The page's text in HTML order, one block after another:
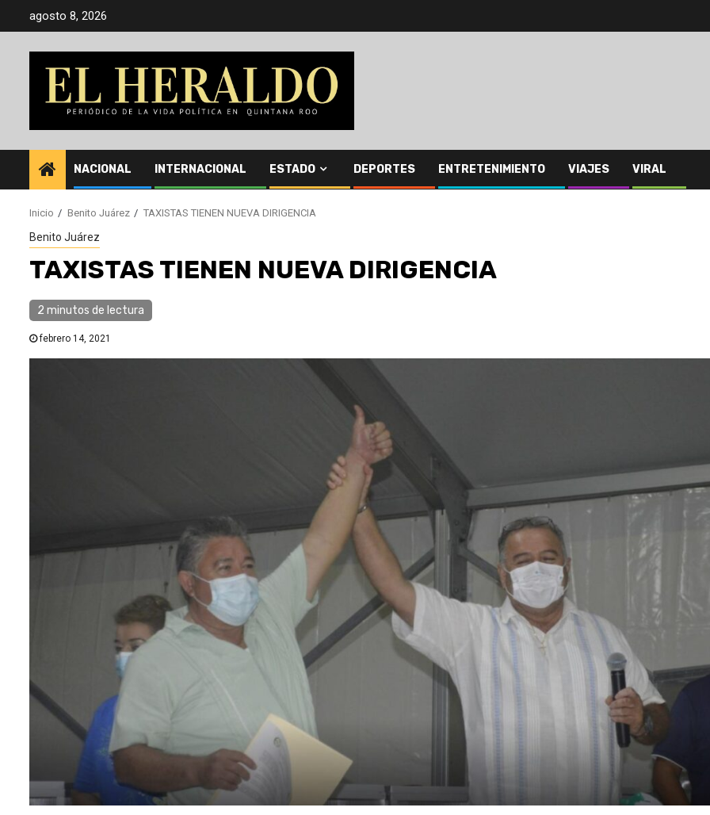
agosto 8, 2026
NACIONAL INTERNACIONAL ESTADO DEPORTES ENTRETENIMIENTO VIAJES VIRAL
Inicio Benito Juárez TAXISTAS TIENEN NUEVA DIRIGENCIA
Benito Juárez
TAXISTAS TIENEN NUEVA DIRIGENCIA
2 minutos de lectura
febrero 14, 2021